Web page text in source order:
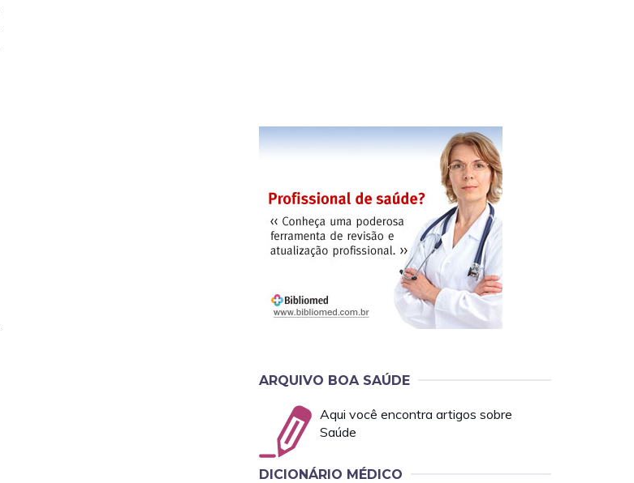
ARQUIVO BOA SAÚDE
Aqui você encontra artigos sobre
Saúde
DICIONÁRIO MÉDICO